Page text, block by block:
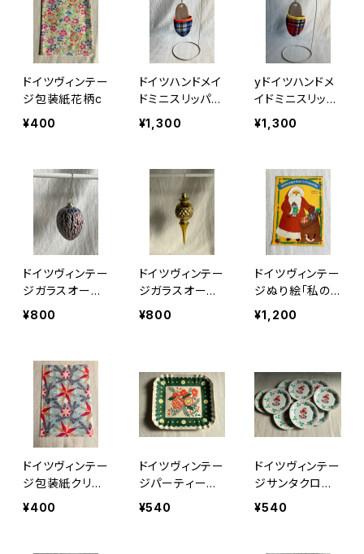
ドイツヴィンテー
ジ包装紙花柄c
¥400
ドイツハンドメイ
ドミニスリッパキ
ーホルダーa
¥1,300
yドイツハンドメ
イドミニスリッパ
キーホルダーb
¥1,300
ドイツヴィンテー
ジガラスオーナ
メントくるみ
¥800
ドイツヴィンテー
ジガラスオーナ
メント金b
¥800
ドイツヴィンテー
ジぬり絵「私の
サンタさん」
¥1,200
ドイツヴィンテー
ジ包装紙クリス
マスe
¥400
ドイツヴィンテー
ジパーティー用
紙皿緑
¥540
ドイツヴィンテー
ジサンタクロー
スの紙皿9枚組
¥540